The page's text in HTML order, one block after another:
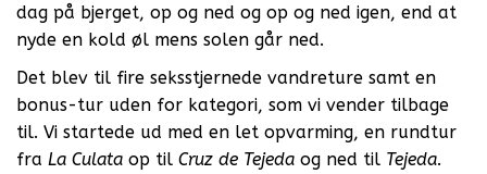
dag på bjerget, op og ned og op og ned igen, end at
nyde en kold øl mens solen går ned.
Det blev til fire seksstjernede vandreture samt en
bonus-tur uden for kategori, som vi vender tilbage
til. Vi startede ud med en let opvarming, en rundtur
fra La Culata op til Cruz de Tejeda og ned til Tejeda.